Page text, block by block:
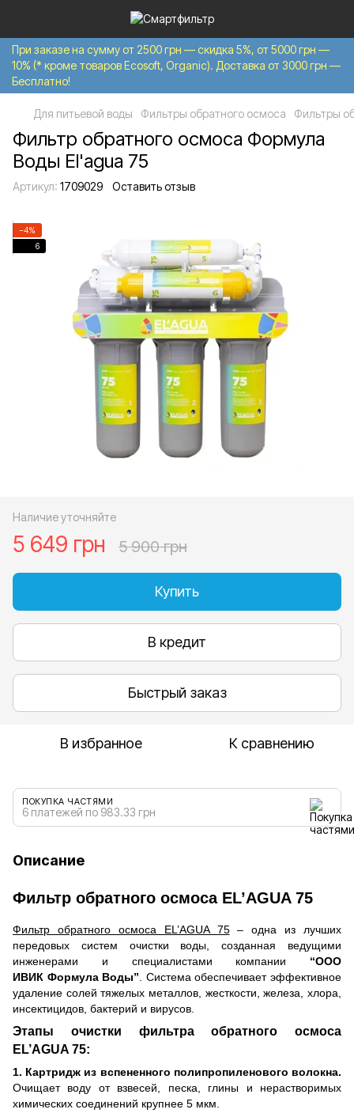
При заказе на сумму от 2500 грн — скидка 5%, от 5000 грн —
10% (* кроме товаров Ecosoft, Organic). Доставка от 3000 грн —
Бесплатно!
Для питьевой воды Фильтры обратного осмоса Фильтры
Фильтр обратного осмоса Формула
Воды El'agua 75
Артикул: 1709029 Оставить отзыв
−4%
6
Наличие уточняйте
5 649 грн 5 900 грн
Купить
В кредит
Быстрый заказ
В избранное К сравнению
ПОКУПКА ЧАСТЯМИ
6 платежей по 983.33 грн
Описание
Фильтр обратного осмоса EL’AGUA 75
Фильтр обратного осмоса EL’AGUA 75– одна из лучших
передовых систем очистки воды, созданная ведущими
инженерами и специалистами компании “ООО
ИВИК Формула Воды” . Система обеспечивает эффективное
удаление солей тяжелых металлов, жесткости, железа, хлора,
инсектицидов, бактерий и вирусов.
Этапы очистки фильтра обратного осмоса
EL’AGUA 75:
1. Картридж из вспененного полипропиленового волокна.
Очищает воду от взвесей, песка, глины и нерастворимых
химических соединений крупнее 5 мкм.